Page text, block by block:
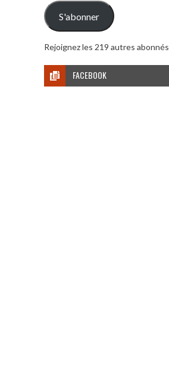
mail
S'abonner
Rejoignez les 219 autres abonnés
FACEBOOK